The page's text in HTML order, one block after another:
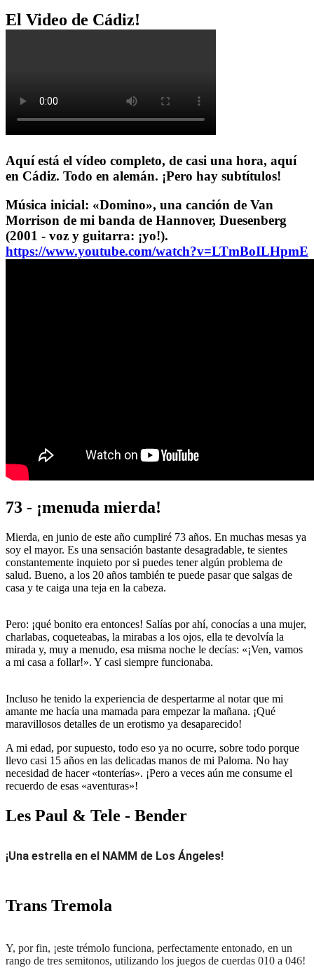
El Video de Cádiz!
Aquí está el vídeo completo, de casi una hora, aquí
en Cádiz. Todo en alemán. ¡Pero hay subtítulos!
Música inicial: «Domino», una canción de Van
Morrison de mi banda de Hannover, Duesenberg
(2001 - voz y guitarra: ¡yo!).
https://www.youtube.com/watch?v=LTmBoILHpmE
73 - ¡menuda mierda!
Mierda, en junio de este año cumpliré 73 años. En muchas mesas ya
soy el mayor. Es una sensación bastante desagradable, te sientes
constantemente inquieto por si puedes tener algún problema de
salud. Bueno, a los 20 años también te puede pasar que salgas de
casa y te caiga una teja en la cabeza.
Pero: ¡qué bonito era entonces! Salías por ahí, conocías a una mujer,
charlabas, coqueteabas, la mirabas a los ojos, ella te devolvía la
mirada y, muy a menudo, esa misma noche le decías: «¡Ven, vamos
a mi casa a follar!». Y casi siempre funcionaba.
Incluso he tenido la experiencia de despertarme al notar que mi
amante me hacía una mamada para empezar la mañana. ¡Qué
maravillosos detalles de un erotismo ya desaparecido!
A mi edad, por supuesto, todo eso ya no ocurre, sobre todo porque
llevo casi 15 años en las delicadas manos de mi Paloma. No hay
necesidad de hacer «tonterías». ¡Pero a veces aún me consume el
recuerdo de esas «aventuras»!
Les Paul & Tele - Bender
¡Una estrella en el NAMM de Los Ángeles!
Trans Tremola
Y, por fin, ¡este trémolo funciona, perfectamente entonado, en un
rango de tres semitonos, utilizando los juegos de cuerdas 010 a 046!